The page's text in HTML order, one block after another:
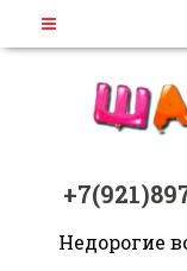
Недорогие